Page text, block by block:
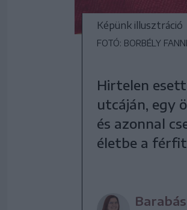
Képünk illusztráció
FOTÓ: BORBÉLY FANNI
Hirtelen
utcáján, egy
és azonnal
életbe a